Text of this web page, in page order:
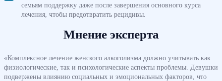
семьям поддержку даже после завершения основного курса
лечения, чтобы предотвратить рецидивы.
Мнение эксперта
«Комплексное лечение женского алкоголизма должно учитывать как
физиологические, так и психологические аспекты проблемы. Девушки
подвержены влиянию социальных и эмоциональных факторов, что